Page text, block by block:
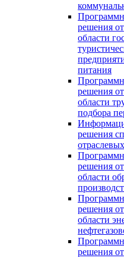
решения
области
питания
решения
области
подбора
решения
решения
области
решения
области
решения